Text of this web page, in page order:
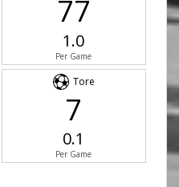
77
1.0
Per Game
Tore
7
0.1
Per Game